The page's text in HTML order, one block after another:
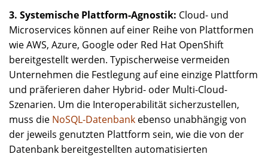
3. Systemische Plattform-Agnostik: Cloud- und
Microservices können auf einer Reihe von Plattformen
wie AWS, Azure, Google oder Red Hat OpenShift
bereitgestellt werden. Typischerweise vermeiden
Unternehmen die Festlegung auf eine einzige Plattform
und präferieren daher Hybrid- oder Multi-Cloud-
Szenarien. Um die Interoperabilität sicherzustellen,
muss die NoSQL-Datenbank ebenso unabhängig von
der jeweils genutzten Plattform sein, wie die von der
Datenbank bereitgestellten automatisierten